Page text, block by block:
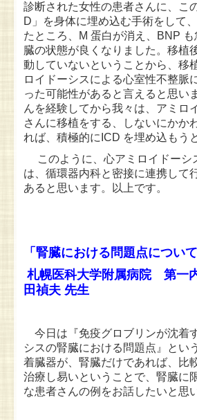
診断された女性の患者さんに、こ
D」を身体に埋め込む手術をして
たところ、M 蛋白が消え、BNP
臓の状態が良くなりました。移植
動していないということから、移
ロイドーシスによる心室性不整脈
った可能性があると言えると思い
んを経験してから我々は、アミロ
さんに移植をする、しないにかか
れば、積極的にICD を埋め込もう
このように、心アミロイドーシ
は、循環器内科と密接に連携して
あると思います。以上です。
「腎臓における問題点について
札幌医科大学附属病院 第一内科 准教
田禎夫 先生
今日は『免疫グロブリンが沈着
シスの腎臓における問題点』とい
着臓器が、腎臓だけであれば、比
治療し易いということで、腎臓に
な患者さんの例をお話したいと思